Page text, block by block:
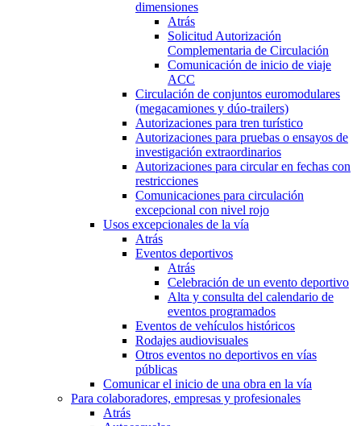
dimensiones
Atrás
Solicitud Autorización
Complementaria de Circulación
Comunicación de inicio de viaje
ACC
Circulación de conjuntos euromodulares
(megacamiones y dúo-trailers)
Autorizaciones para tren turístico
Autorizaciones para pruebas o ensayos de
investigación extraordinarios
Autorizaciones para circular en fechas con
restricciones
Comunicaciones para circulación
excepcional con nivel rojo
Usos excepcionales de la vía
Atrás
Eventos deportivos
Atrás
Celebración de un evento deportivo
Alta y consulta del calendario de
eventos programados
Eventos de vehículos históricos
Rodajes audiovisuales
Otros eventos no deportivos en vías
públicas
Comunicar el inicio de una obra en la vía
Para colaboradores, empresas y profesionales
Atrás